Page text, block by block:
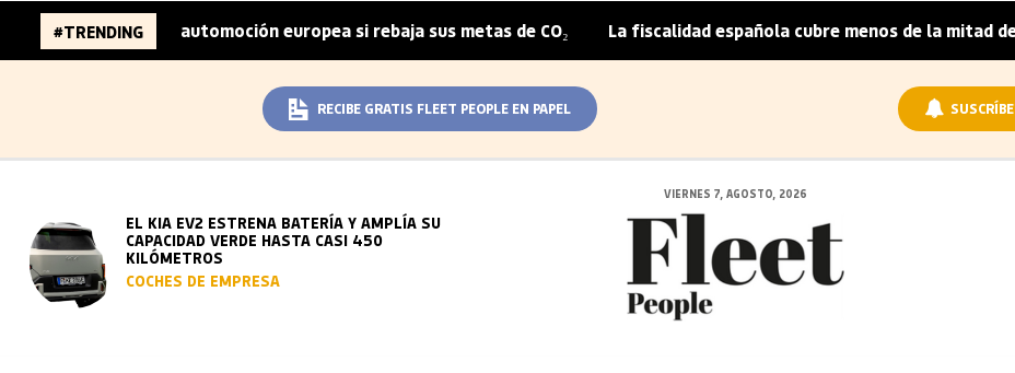
#TRENDING
millones de la automoción europea si rebaja sus metas de CO₂ | La fiscalidad española cubre menos de la mitad
RECIBE GRATIS FLEET PEOPLE EN PAPEL
EL KIA EV2 ESTRENA BATERÍA Y AMPLÍA SU
CAPACIDAD VERDE HASTA CASI 450
KILÓMETROS
COCHES DE EMPRESA
VIERNES 7, AGOSTO, 2026